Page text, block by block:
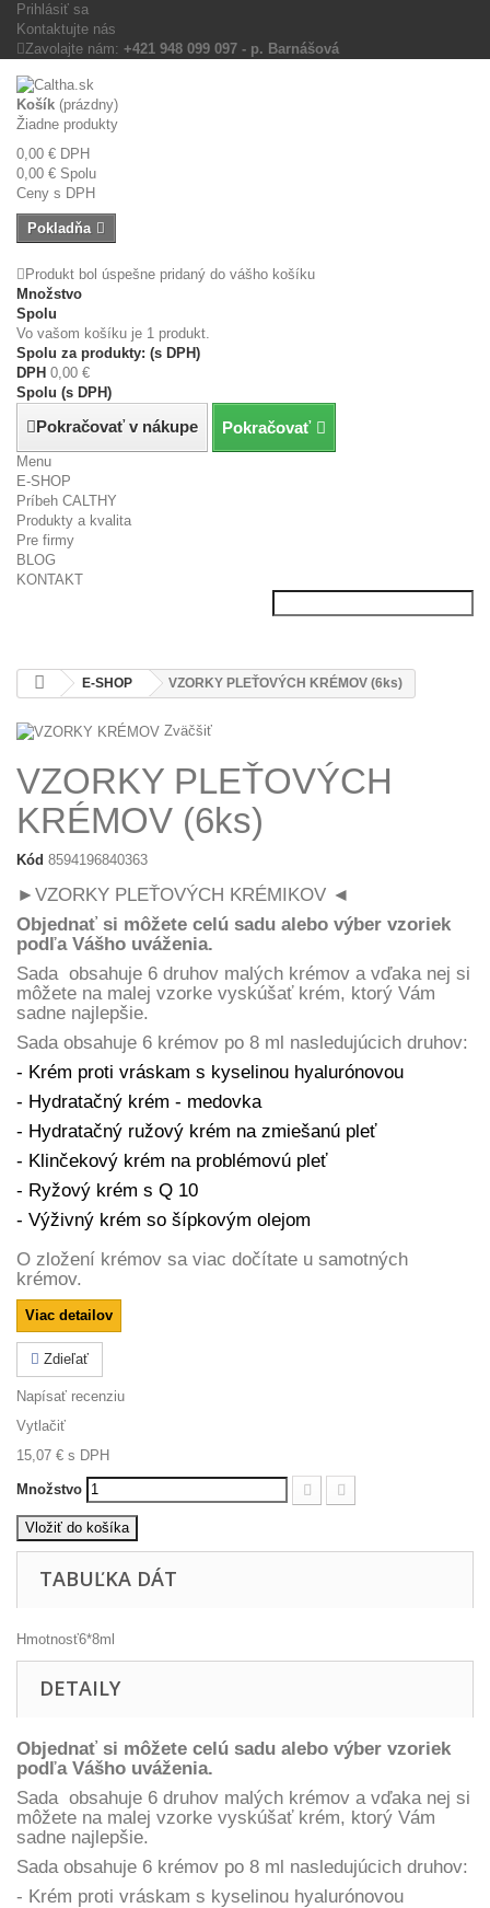
Prihlásiť sa
Kontaktujte nás
Zavolajte nám: +421 948 099 097 - p. Barnášová
Košík (prázdny)
Žiadne produkty
0,00 € DPH
0,00 € Spolu
Ceny s DPH
Pokladňa
Produkt bol úspešne pridaný do vášho košíku
Množstvo
Spolu
Vo vašom košíku je 1 produkt.
Spolu za produkty: (s DPH)
DPH 0,00 €
Spolu (s DPH)
Pokračovať v nákupe Pokračovať
Menu
E-SHOP
Príbeh CALTHY
Produkty a kvalita
Pre firmy
BLOG
KONTAKT
E-SHOP VZORKY PLEŤOVÝCH KRÉMOV (6ks)
Zväčšiť
VZORKY PLEŤOVÝCH
KRÉMOV (6ks)
Kód 8594196840363
►VZORKY PLEŤOVÝCH KRÉMIKOV ◄
Objednať si môžete celú sadu alebo výber vzoriek
podľa Vášho uváženia.
Sada obsahuje 6 druhov malých krémov a vďaka nej si
môžete na malej vzorke vyskúšať krém, ktorý Vám
sadne najlepšie.
Sada obsahuje 6 krémov po 8 ml nasledujúcich druhov:
- Krém proti vráskam s kyselinou hyalurónovou
- Hydratačný krém - medovka
- Hydratačný ružový krém na zmiešanú pleť
- Klinčekový krém na problémovú pleť
- Ryžový krém s Q 10
- Výživný krém so šípkovým olejom
O zložení krémov sa viac dočítate u samotných
krémov.
Viac detailov
Zdieľať
Napísať recenziu
Vytlačiť
15,07 € s DPH
Množstvo
Vložiť do košíka
TABUĽKA DÁT
Hmotnosť6*8ml
DETAILY
Objednať si môžete celú sadu alebo výber vzoriek
podľa Vášho uváženia.
Sada obsahuje 6 druhov malých krémov a vďaka nej si
môžete na malej vzorke vyskúšať krém, ktorý Vám
sadne najlepšie.
Sada obsahuje 6 krémov po 8 ml nasledujúcich druhov:
- Krém proti vráskam s kyselinou hyalurónovou